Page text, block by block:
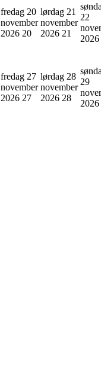
fredag 20
november
2026 20
lørdag 21
november
2026 21
22
2026
fredag 27
november
2026 27
lørdag 28
november
2026 28
29
2026